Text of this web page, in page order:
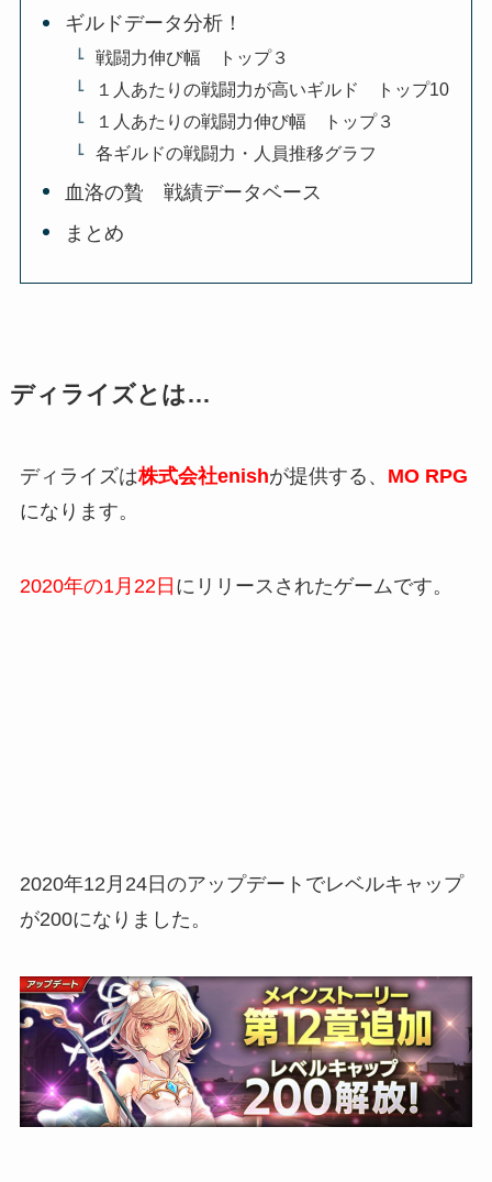
ギルドデータ分析！
戦闘力伸び幅 トップ３
１人あたりの戦闘力が高いギルド トップ10
１人あたりの戦闘力伸び幅 トップ３
各ギルドの戦闘力・人員推移グラフ
血洛の贄 戦績データベース
まとめ
ディライズとは…
ディライズは株式会社enishが提供する、 MO RPG
になります。
2020年の1月22日 にリリースされたゲームです。
2020年12月24日のアップデートでレベルキャップ
が200になりました。